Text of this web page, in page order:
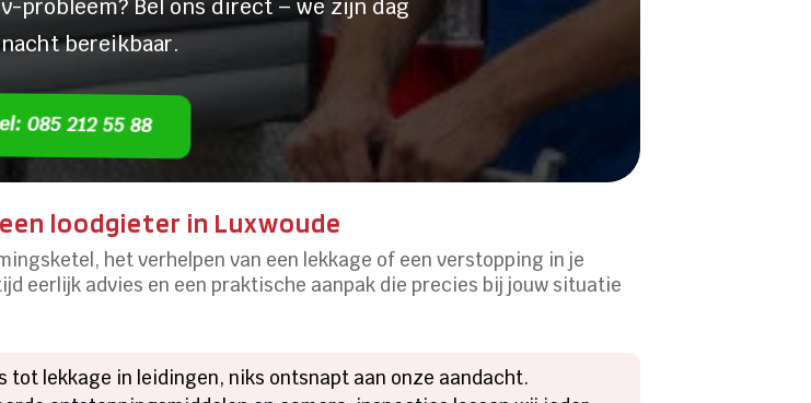
probleem? Bel ons direct – we zijn dag
bereikbaar.
085 212 55 88
loodgieter in Luxwoude
het verhelpen van een lekkage of een verstopping in je
eerlijk advies en een praktische aanpak die precies bij jouw situatie
tot lekkage in leidingen, niks ontsnapt aan onze aandacht.